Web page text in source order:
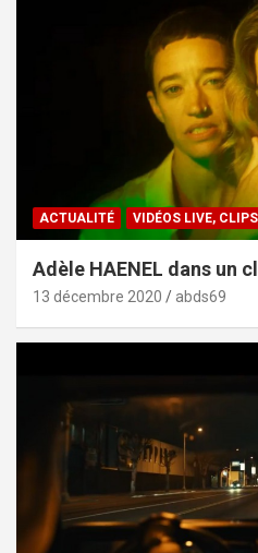
ACTUALITÉ VIDÉOS LIVE, CLIPS
Adèle HAENEL dans un
13 décembre 2020 abds69